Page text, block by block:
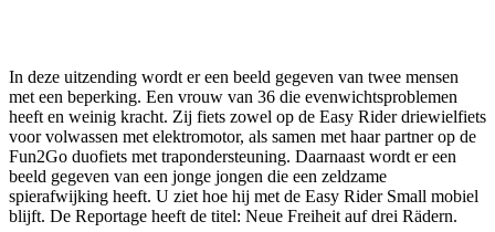
In deze uitzending wordt er een beeld gegeven van twee mensen
met een beperking. Een vrouw van 36 die evenwichtsproblemen
heeft en weinig kracht. Zij fiets zowel op de Easy Rider driewielfiets
voor volwassen met elektromotor, als samen met haar partner op de
Fun2Go duofiets met trapondersteuning. Daarnaast wordt er een
beeld gegeven van een jonge jongen die een zeldzame
spierafwijking heeft. U ziet hoe hij met de Easy Rider Small mobiel
blijft. De Reportage heeft de titel: Neue Freiheit auf drei Rädern.